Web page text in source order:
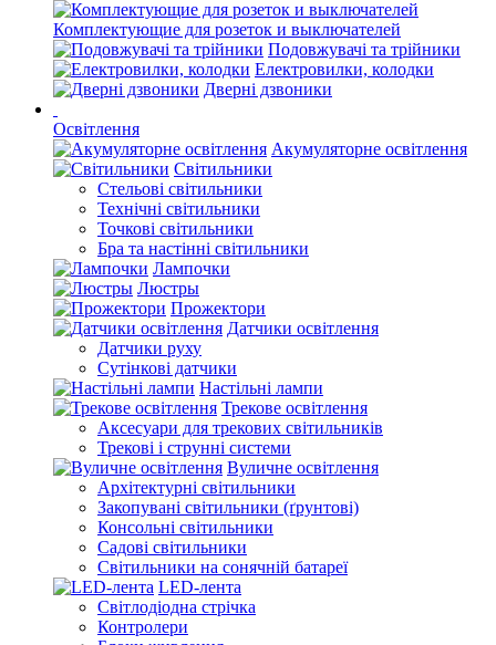
Комплектующие для розеток и выключателей
Подовжувачі та трійники
Електровилки, колодки
Дверні дзвоники
Освітлення
Акумуляторне освітлення
Світильники
Стельові світильники
Технічні світильники
Точкові світильники
Бра та настінні світильники
Лампочки
Люстры
Прожектори
Датчики освітлення
Датчики руху
Сутінкові датчики
Настільні лампи
Трекове освітлення
Аксесуари для трекових світильників
Трекові і струнні системи
Вуличне освітлення
Архітектурні світильники
Закопувані світильники (ґрунтові)
Консольні світильники
Садові світильники
Світильники на сонячній батареї
LED-лента
Світлодіодна стрічка
Контролери